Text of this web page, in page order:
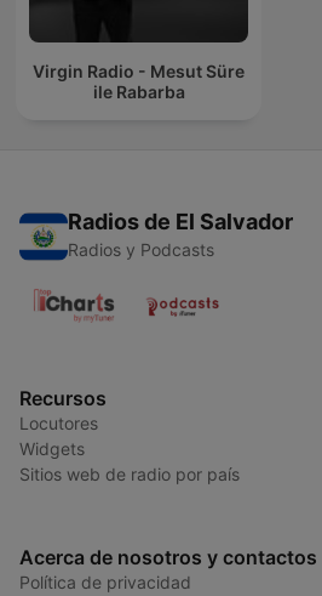
Virgin Radio - Mesut Süre
ile Rabarba
Radios de El Salvador
Radios y Podcasts
Recursos
Locutores
Widgets
Sitios web de radio por país
Acerca de nosotros y contactos
Política de privacidad